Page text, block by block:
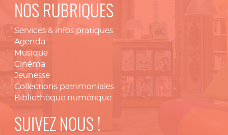
NOS RUBRIQUES
Services & infos pratiques
Agenda
Musique
Cinéma
Jeunesse
Collections patrimoniales
Bibliothèque numérique
SUIVEZ NOUS !